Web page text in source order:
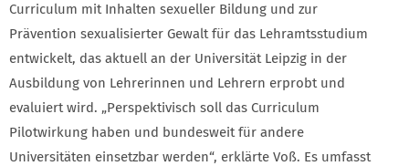
Curriculum mit Inhalten sexueller Bildung und zur
Prävention sexualisierter Gewalt für das Lehramtsstudium
entwickelt, das aktuell an der Universität Leipzig in der
Ausbildung von Lehrerinnen und Lehrern erprobt und
evaluiert wird. „Perspektivisch soll das Curriculum
Pilotwirkung haben und bundesweit für andere
Universitäten einsetzbar werden“, erklärte Voß. Es umfasst